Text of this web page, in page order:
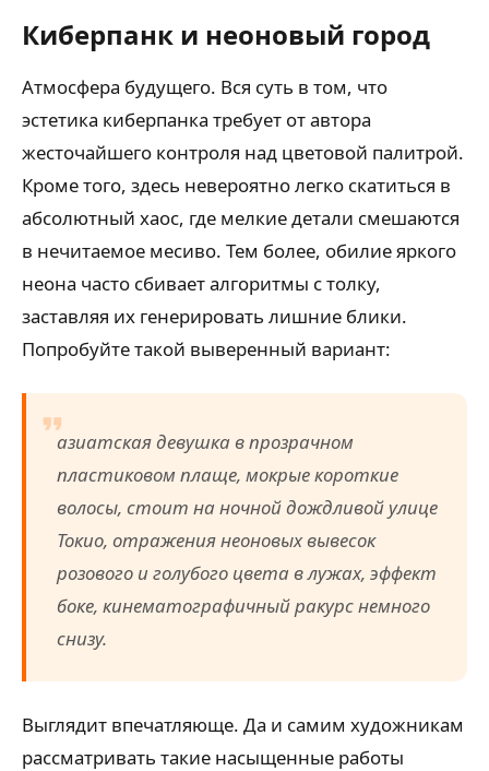
Киберпанк и неоновый город
Атмосфера будущего. Вся суть в том, что
эстетика киберпанка требует от автора
жесточайшего контроля над цветовой палитрой.
Кроме того, здесь невероятно легко скатиться в
абсолютный хаос, где мелкие детали смешаются
в нечитаемое месиво. Тем более, обилие яркого
неона часто сбивает алгоритмы с толку,
заставляя их генерировать лишние блики.
Попробуйте такой выверенный вариант:
азиатская девушка в прозрачном
пластиковом плаще, мокрые короткие
волосы, стоит на ночной дождливой улице
Токио, отражения неоновых вывесок
розового и голубого цвета в лужах, эффект
боке, кинематографичный ракурс немного
снизу.
Выглядит впечатляюще. Да и самим художникам
рассматривать такие насыщенные работы